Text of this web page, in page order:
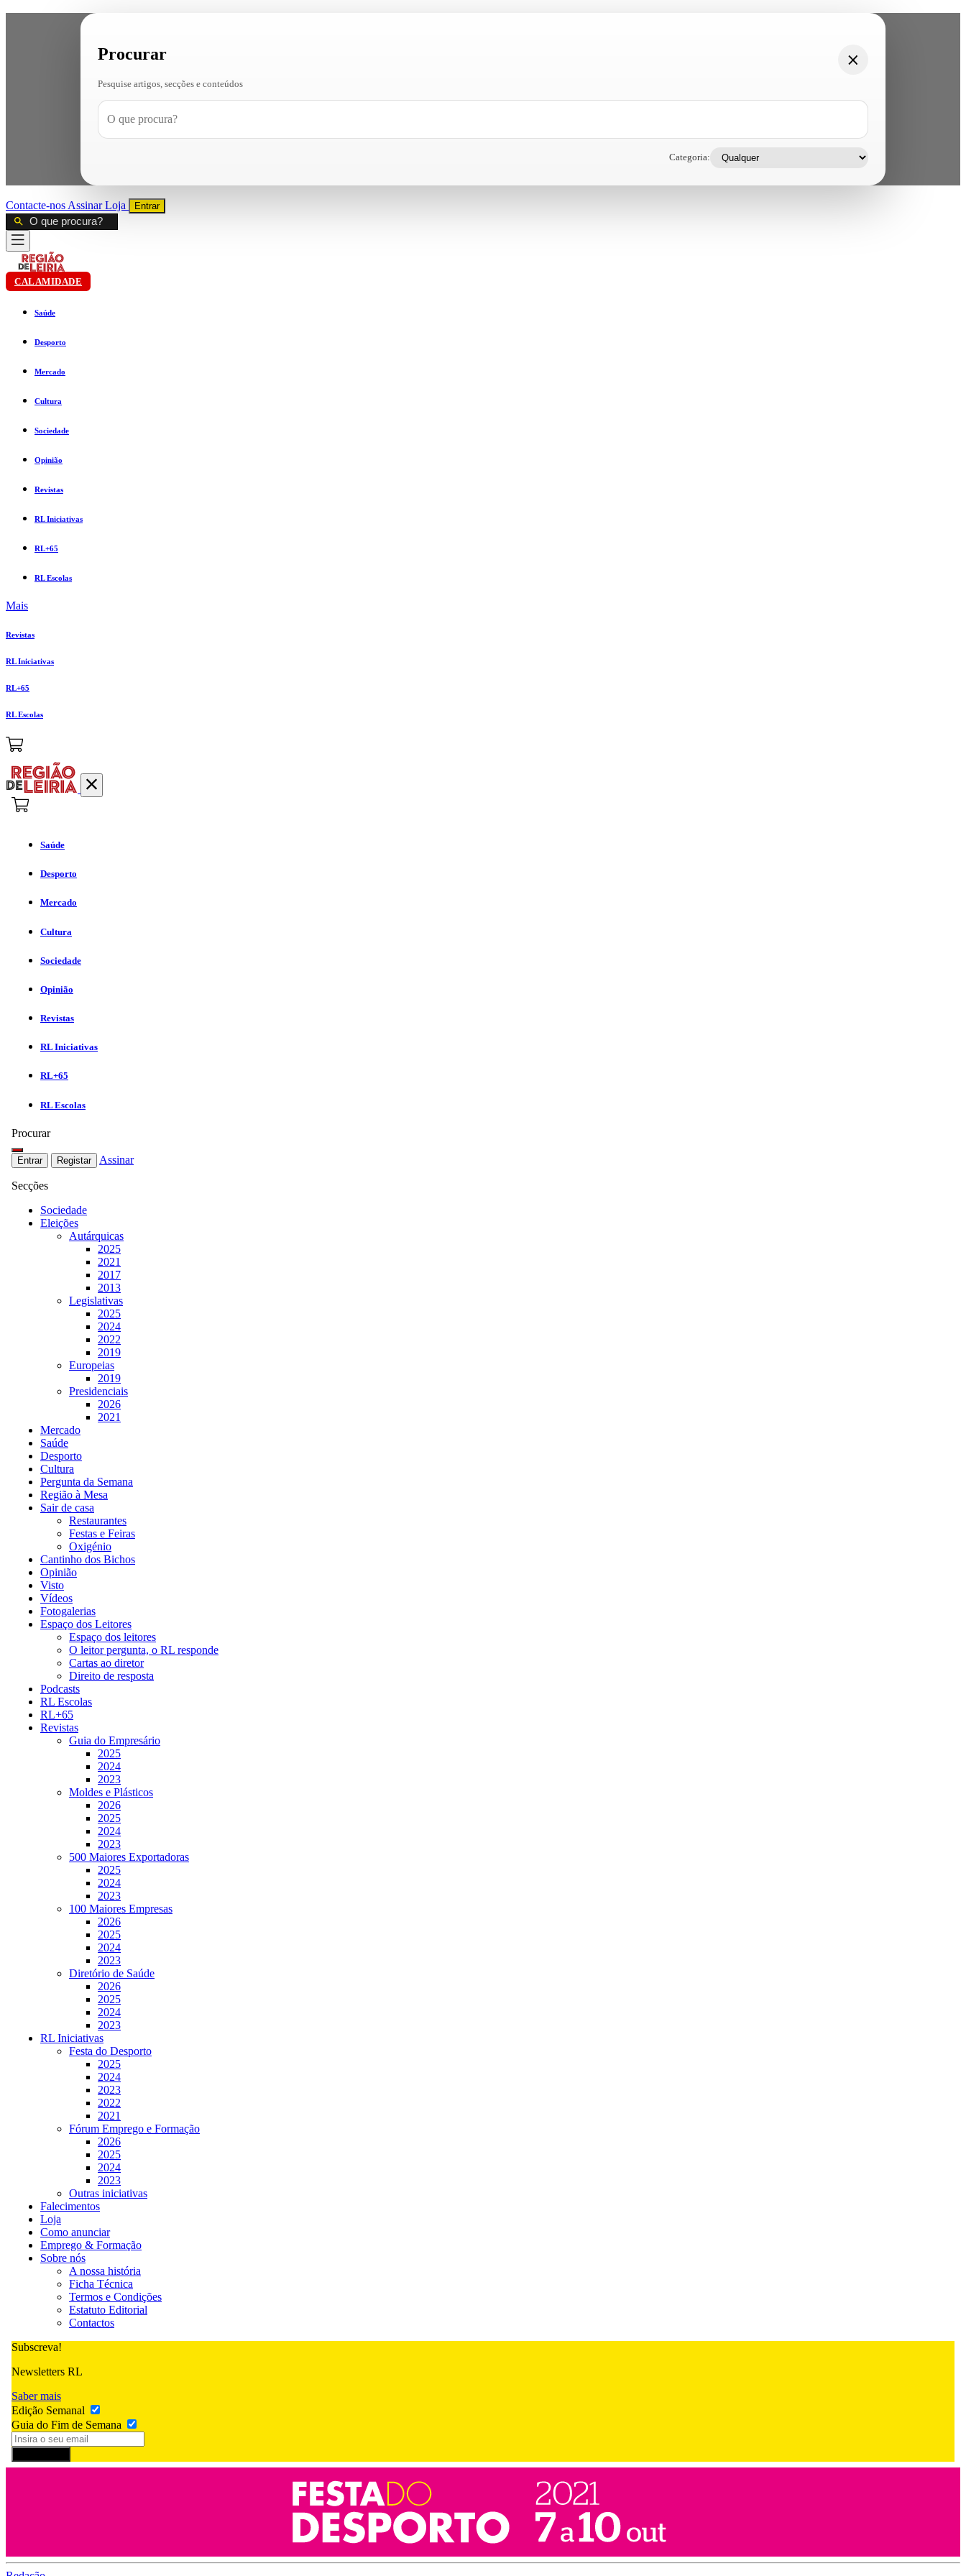
Procurar
Pesquise artigos, secções e conteúdos
Categoria:
Contacte-nos AssinarLoja Entrar
CALAMIDADE
Saúde
Desporto
Mercado
Cultura
Sociedade
Opinião
Revistas
RL Iniciativas
RL+65
RL Escolas
Mais
Revistas
RL Iniciativas
RL+65
RL Escolas
Saúde
Desporto
Mercado
Cultura
Sociedade
Opinião
Revistas
RL Iniciativas
RL+65
RL Escolas
Procurar
Entrar Registar Assinar
Secções
Sociedade
Eleições
Autárquicas
2025
2021
2017
2013
Legislativas
2025
2024
2022
2019
Europeias
2019
Presidenciais
2026
2021
Mercado
Saúde
Desporto
Cultura
Pergunta da Semana
Região à Mesa
Sair de casa
Restaurantes
Festas e Feiras
Oxigénio
Cantinho dos Bichos
Opinião
Visto
Vídeos
Fotogalerias
Espaço dos Leitores
Espaço dos leitores
O leitor pergunta, o RL responde
Cartas ao diretor
Direito de resposta
Podcasts
RL Escolas
RL+65
Revistas
Guia do Empresário
2025
2024
2023
Moldes e Plásticos
2026
2025
2024
2023
500 Maiores Exportadoras
2025
2024
2023
100 Maiores Empresas
2026
2025
2024
2023
Diretório de Saúde
2026
2025
2024
2023
RL Iniciativas
Festa do Desporto
2025
2024
2023
2022
2021
Fórum Emprego e Formação
2026
2025
2024
2023
Outras iniciativas
Falecimentos
Loja
Como anunciar
Emprego & Formação
Sobre nós
A nossa história
Ficha Técnica
Termos e Condições
Estatuto Editorial
Contactos
Subscreva!
Newsletters RL
Saber mais
Edição Semanal
Guia do Fim de Semana